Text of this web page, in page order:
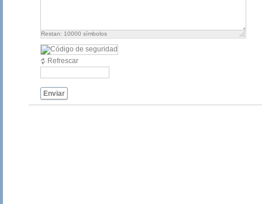
Restan: 10000 símbolos
Refrescar
Enviar